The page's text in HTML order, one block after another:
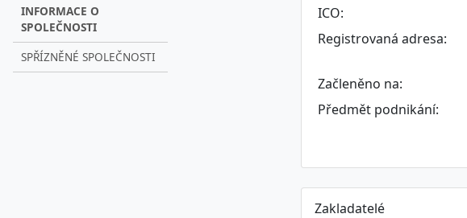
INFORMACE O
SPOLEČNOSTI
SPŘÍZNĚNÉ SPOLEČNOSTI
ICO:
Registrovaná adresa:
Začleněno na:
Předmět podnikání:
Zakladatelé